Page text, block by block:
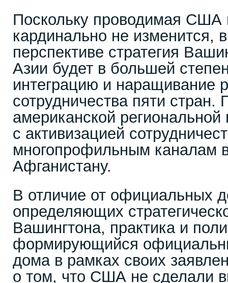
Поскольку проводимая США
кардинально не изменится,
перспективе стратегия
Азии будет в большей
интеграцию и наращивание
сотрудничества пяти стран.
американской
с активизацией
многопрофильным каналам
Афганистану.
В отличие от официальных
определяющих
Вашингтона, практика и
формирующийся
дома в рамках своих
о том, что США не сделали